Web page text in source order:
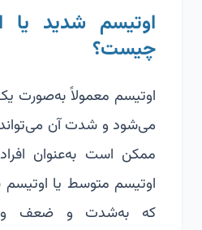
اوتیسم شدید یا
چیست؟
اوتیسم معمولاً به‌صورت
می‌شود و شدت آن می‌تواند
ممکن است به‌عنوان
اوتیسم متوسط یا
که به‌شدت و ضعف